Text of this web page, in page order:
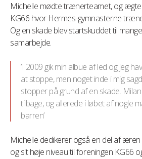
Michelle mødte trænerteamet, og
KG66 hvor Hermes-gymnasterne
Og en skade blev startskuddet til
samarbejde.
’I 2009 gik min albue af led og jeg
at stoppe, men noget inde i mig
stopper på grund af en skade.
tilbage, og allerede i løbet af nogle
barren’
Michelle dedikerer også en del af
og sit høje niveau til foreningen KG66